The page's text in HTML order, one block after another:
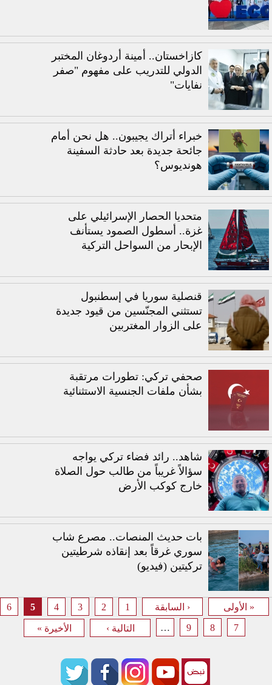
كازاخستان.. أمينة أردوغان المختبر
الدولي للتدريب على مفهوم "صفر
نفايات"
خبراء أتراك يجيبون.. هل نحن أمام
جائحة جديدة بعد حادثة السفينة
هونديوس؟
متحديا الحصار الإسرائيلي على
غزة.. أسطول الصمود يستأنف
الإبحار من السواحل التركية
قنصلية سوريا في إسطنبول
تستثني المجنّسين من قيود جديدة
على الزوار المغتربين
صحفي تركي: تطورات مرتقبة
بشأن ملفات الجنسية الاستثنائية
شاهد.. رائد فضاء تركي يواجه
سؤالاً غريباً من طالب حول الصلاة
خارج كوكب الأرض
بات حديث المنصات.. مصرع شاب
سوري غرقاً بعد إنقاذه شرطيتين
تركيتين (فيديو)
الصفحات
« الأولى ‹ السابقة 1
2
3
4
5
6
7
8
9
… التالية › الأخيرة »